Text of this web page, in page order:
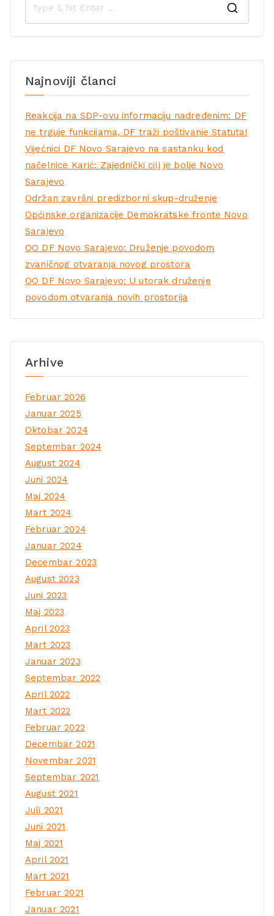
Najnoviji članci
Reakcija na SDP-ovu informaciju nadređenim: DF
ne trguje funkcijama, DF traži poštivanje Statuta!
Vijećnici DF Novo Sarajevo na sastanku kod
načelnice Karić: Zajednički cilj je bolje Novo
Sarajevo
Održan završni predizborni skup-druženje
Općinske organizacije Demokratske fronte Novo
Sarajevo
OO DF Novo Sarajevo: Druženje povodom
zvaničnog otvaranja novog prostora
OO DF Novo Sarajevo: U utorak druženje
povodom otvaranja novih prostorija
Arhive
Februar 2026
Januar 2025
Oktobar 2024
Septembar 2024
August 2024
Juni 2024
Maj 2024
Mart 2024
Februar 2024
Januar 2024
Decembar 2023
August 2023
Juni 2023
Maj 2023
April 2023
Mart 2023
Januar 2023
Septembar 2022
April 2022
Mart 2022
Februar 2022
Decembar 2021
Novembar 2021
Septembar 2021
August 2021
Juli 2021
Juni 2021
Maj 2021
April 2021
Mart 2021
Februar 2021
Januar 2021